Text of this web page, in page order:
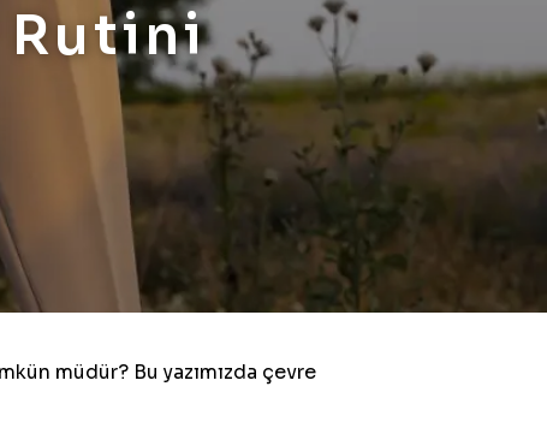
Rutini
müdür? Bu yazımızda çevre